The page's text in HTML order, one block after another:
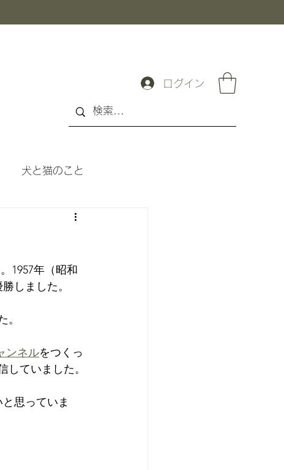
ログイン
犬と猫のこと
1957年（昭和
しました。
ンネルをつくっ
ていました。
と思っていま